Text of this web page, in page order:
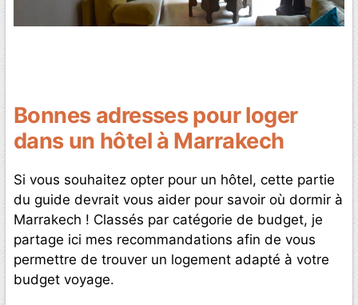
Bonnes adresses pour loger
dans un hôtel à Marrakech
Si vous souhaitez opter pour un hôtel, cette partie
du guide devrait vous aider pour savoir où dormir à
Marrakech ! Classés par catégorie de budget, je
partage ici mes recommandations afin de vous
permettre de trouver un logement adapté à votre
budget voyage.